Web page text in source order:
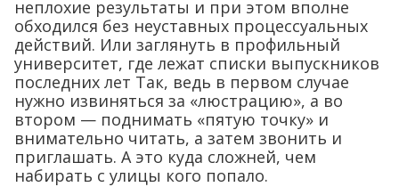
неплохие результаты и при этом вполне
обходился без неуставных процессуальных
действий. Или заглянуть в профильный
университет, где лежат списки выпускников
последних лет Так, ведь в первом случае
нужно извиняться за «люстрацию», а во
втором — поднимать «пятую точку» и
внимательно читать, а затем звонить и
приглашать. А это куда сложней, чем
набирать с улицы кого попало.